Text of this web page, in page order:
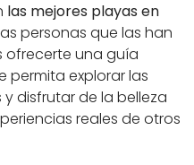
las mejores playas en
personas que las han
ofrecerte una guía
explorar las
disfrutar de la belleza
reales de otros